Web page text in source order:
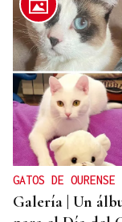
GATOS DE OURENSE
Galería | Un